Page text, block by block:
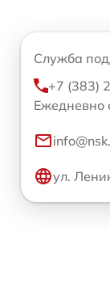
Служба
+7 (383)
Ежедневно
ул.